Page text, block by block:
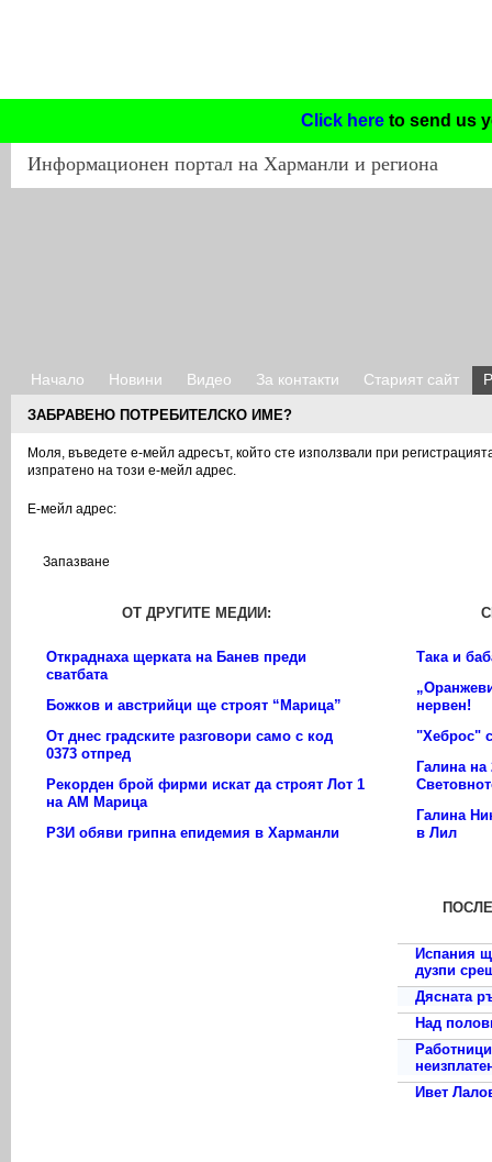
Click here to send us
Информационен портал на Харманли и региона
Начало Новини Видео За контакти Старият сайт
ЗАБРАВЕНО ПОТРЕБИТЕЛСКО ИМЕ?
Моля, въведете е-мейл адресът, който сте използвали при
изпратено на този е-мейл адрес.
Е-мейл адрес:
ОТДРУГИТЕ МЕДИИ:
Откраднаха щерката на Банев преди
сватбата
Божков и австрийци ще строят “Марица”
От днес градските разговори само с код
0373 отпред
Рекорден брой фирми искат да строят Лот 1
на АМ Марица
РЗИ обяви грипна епидемия в Харманли
Така и
нервен!
"Хеброс"
Галина на
Галина
в Лил
Испания
дузпи
Дясната
Над
Ивет